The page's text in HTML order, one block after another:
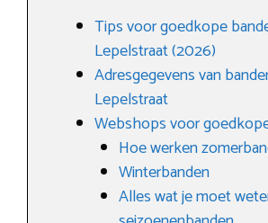
Tips voor goedkope
Lepelstraat (2026)
Adresgegevens van
Lepelstraat
Webshops voor
Hoe werken
Winterbanden
Alles wat je moet